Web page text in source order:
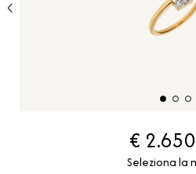
€
Seleziona la